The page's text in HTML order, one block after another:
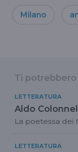
Milano
Ti
LETTERATURA
Aldo
La poetessa dei
LETTERATURA